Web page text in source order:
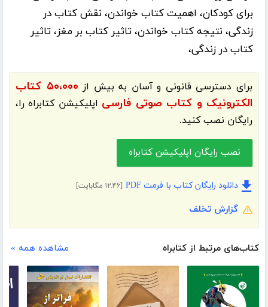
برای کودکان، اهمیت کتاب خواندن، نقش کتاب در
زندگی، نتیجه کتاب خواندن، تاثیر کتاب بر مغز، تاثیر
کتاب در زندگی،
برای دسترسی قانونی و آسان به بیش از
۵۰،۰۰۰ کتاب
الکترونیک و کتاب صوتی فارسی اپلیکیشنکتابراهرا،
رایگان نصب کنید.
نصب رایگان اپلیکیشن کتابراه
دانلود رایگان کتاب با فرمت PDF [۱۲.۴۶ مگابایت]
گزارش تخلف
کتاب‌های مرتبط از کتابراه مشاهده همه »